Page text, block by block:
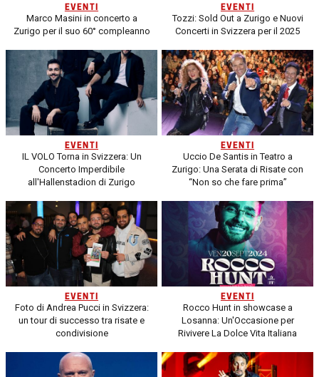
EVENTI
Marco Masini in concerto a
Zurigo per il suo 60° compleanno
EVENTI
Tozzi: Sold Out a Zurigo e Nuovi
Concerti in Svizzera per il 2025
EVENTI
IL VOLO Torna in Svizzera: Un
Concerto Imperdibile
all'Hallenstadion di Zurigo
EVENTI
Uccio De Santis in Teatro a
Zurigo: Una Serata di Risate con
“Non so che fare prima”
EVENTI
Foto di Andrea Pucci in Svizzera:
un tour di successo tra risate e
condivisione
EVENTI
Rocco Hunt in showcase a
Losanna: Un'Occasione per
Rivivere La Dolce Vita Italiana